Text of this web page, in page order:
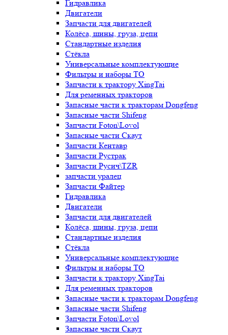
Гидравлика
Двигатели
Запчасти для двигателей
Колёса, шины, груза, цепи
Стандартные изделия
Стёкла
Универсальные комплектующие
Фильтры и наборы ТО
Запчасти к трактору XingTai
Для ременных тракторов
Запасные части к тракторам Dongfeng
Запасные части Shifeng
Запчасти Foton\Lovol
Запасные части Скаут
Запчасти Кентавр
Запчасти Рустрак
Запчасти Русич\TZR
запчасти уралец
Запчасти Файтер
Гидравлика
Двигатели
Запчасти для двигателей
Колёса, шины, груза, цепи
Стандартные изделия
Стёкла
Универсальные комплектующие
Фильтры и наборы ТО
Запчасти к трактору XingTai
Для ременных тракторов
Запасные части к тракторам Dongfeng
Запасные части Shifeng
Запчасти Foton\Lovol
Запасные части Скаут